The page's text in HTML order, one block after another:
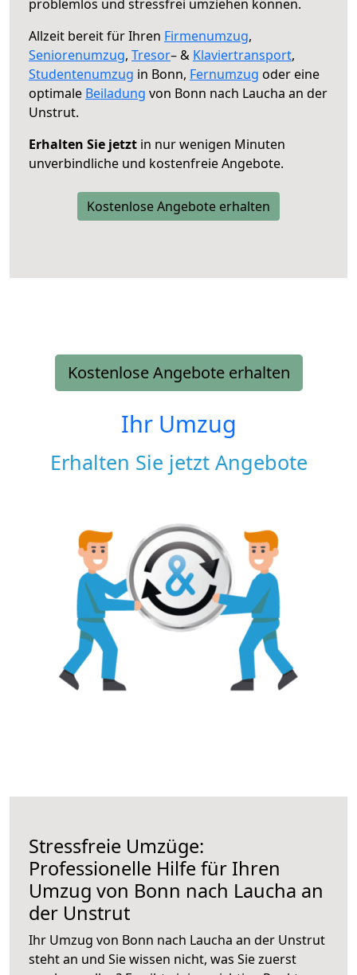
problemlos und stressfrei umziehen können.
Allzeit bereit für Ihren Firmenumzug,
Seniorenumzug, Tresor– & Klaviertransport,
Studentenumzug in Bonn, Fernumzug oder eine
optimale Beiladung von Bonn nach Laucha an der
Unstrut.
Erhalten Sie jetzt in nur wenigen Minuten
unverbindliche und kostenfreie Angebote.
Kostenlose Angebote erhalten
Kostenlose Angebote erhalten
Ihr Umzug
Erhalten Sie jetzt Angebote
Stressfreie Umzüge:
Professionelle Hilfe für Ihren
Umzug von Bonn nach Laucha an
der Unstrut
Ihr Umzug von Bonn nach Laucha an der Unstrut
steht an und Sie wissen nicht, was Sie zuerst